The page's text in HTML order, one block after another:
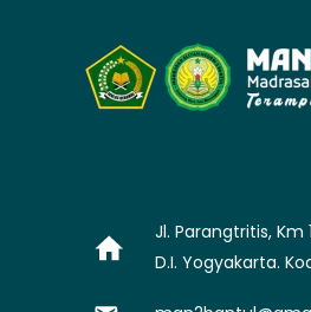
Jl. Parangtritis, Km
D.I. Yogyakarta.